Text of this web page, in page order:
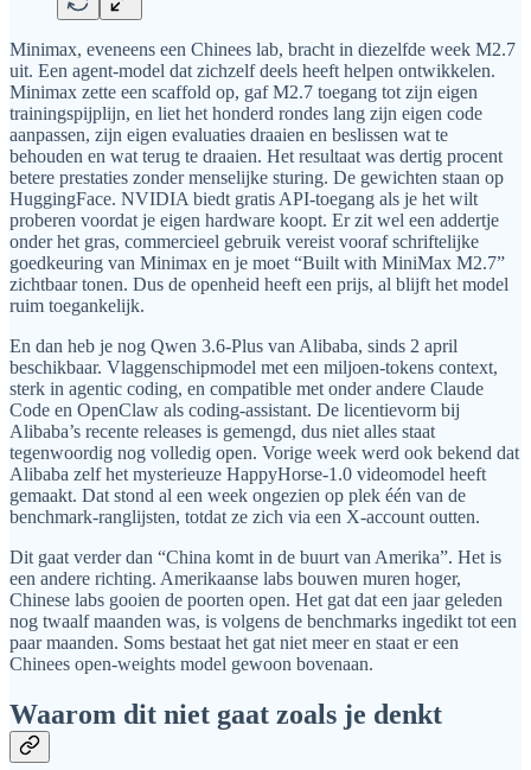
Minimax, eveneens een Chinees lab, bracht in diezelfde week M2.7
uit. Een agent-model dat zichzelf deels heeft helpen ontwikkelen.
Minimax zette een scaffold op, gaf M2.7 toegang tot zijn eigen
trainingspijplijn, en liet het honderd rondes lang zijn eigen code
aanpassen, zijn eigen evaluaties draaien en beslissen wat te
behouden en wat terug te draaien. Het resultaat was dertig procent
betere prestaties zonder menselijke sturing. De gewichten staan op
HuggingFace. NVIDIA biedt gratis API-toegang als je het wilt
proberen voordat je eigen hardware koopt. Er zit wel een addertje
onder het gras, commercieel gebruik vereist vooraf schriftelijke
goedkeuring van Minimax en je moet “Built with MiniMax M2.7”
zichtbaar tonen. Dus de openheid heeft een prijs, al blijft het model
ruim toegankelijk.
En dan heb je nog Qwen 3.6-Plus van Alibaba, sinds 2 april
beschikbaar. Vlaggenschipmodel met een miljoen-tokens context,
sterk in agentic coding, en compatible met onder andere Claude
Code en OpenClaw als coding-assistant. De licentievorm bij
Alibaba’s recente releases is gemengd, dus niet alles staat
tegenwoordig nog volledig open. Vorige week werd ook bekend dat
Alibaba zelf het mysterieuze HappyHorse-1.0 videomodel heeft
gemaakt. Dat stond al een week ongezien op plek één van de
benchmark-ranglijsten, totdat ze zich via een X-account outten.
Dit gaat verder dan “China komt in de buurt van Amerika”. Het is
een andere richting. Amerikaanse labs bouwen muren hoger,
Chinese labs gooien de poorten open. Het gat dat een jaar geleden
nog twaalf maanden was, is volgens de benchmarks ingedikt tot een
paar maanden. Soms bestaat het gat niet meer en staat er een
Chinees open-weights model gewoon bovenaan.
Waarom dit niet gaat zoals je denkt